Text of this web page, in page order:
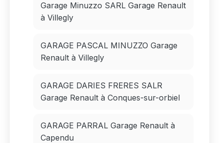
Garage Minuzzo SARL Garage Renault
à Villegly
GARAGE PASCAL MINUZZO Garage
Renault à Villegly
GARAGE DARIES FRERES SALR
Garage Renault à Conques-sur-orbiel
GARAGE PARRAL Garage Renault à
Capendu